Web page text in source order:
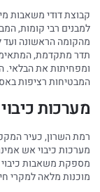
קבוצת דודי משאבות
למבנים רבי קומות,
מהקומה הראשונה
תדר מתקדמת,
ומפחיתות את הבלאי.
המבטיחות רציפות
מערכות
רמת השרון, כעיר
מערכות כיבוי אש
מספקת משאבות
מוכנות מלאה למקרי